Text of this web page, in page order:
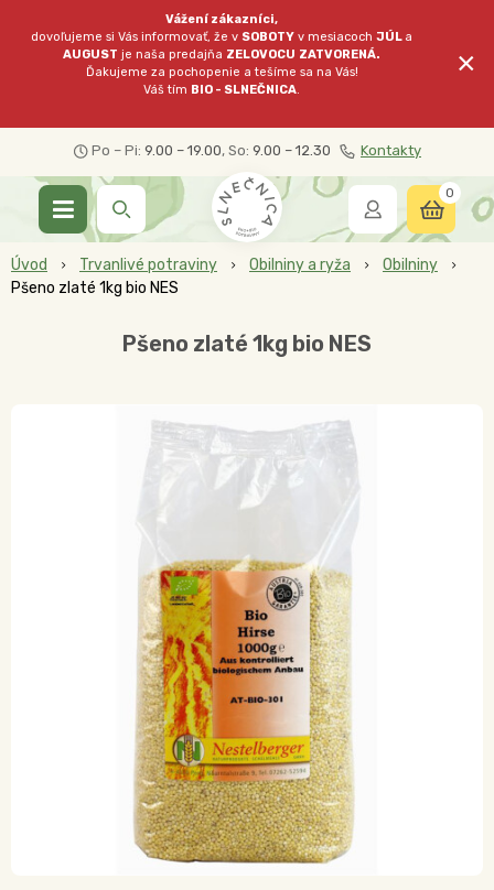
Vážení zákazníci,
dovoľujeme si Vás informovať, že v SOBOTY v mesiacochJÚL a
AUGUST je naša predajňa ZELOVOCU ZATVORENÁ.
Ďakujeme za pochopenie a tešíme sa na Vás!
Váš tím BIO - SLNEČNICA.
×
Po – Pi: 9.00 – 19.00, So: 9.00 – 12.30 Kontakty
0
Úvod Trvanlivé potraviny Obilniny a ryža
Obilniny
Pšeno zlaté 1kg bio NES
Pšeno zlaté 1kg bio NES